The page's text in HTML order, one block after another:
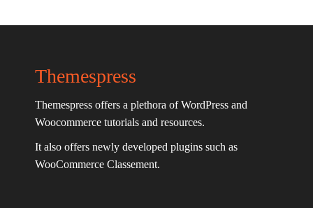
Themespress
Themespress offers a plethora of WordPress and
Woocommerce tutorials and resources.
It also offers newly developed plugins such as
WooCommerce Classement.